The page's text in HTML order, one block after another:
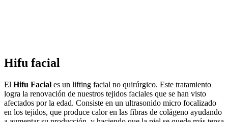
Hifu facial
El Hifu Facial es un lifting facial no quirúrgico. Este tratamiento
logra la renovación de nuestros tejidos faciales que se han visto
afectados por la edad. Consiste en un ultrasonido micro focalizado
en los tejidos, que produce calor en las fibras de colágeno ayudando